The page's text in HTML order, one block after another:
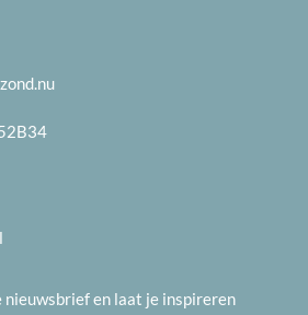
nieuwsbrief en laat je inspireren